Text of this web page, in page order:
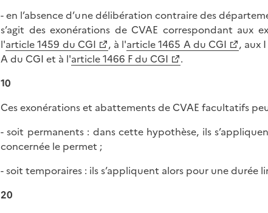
- en l’absence d’une délibération contraire des
s’agit des exonérations de CVAE correspondant aux
l'article 1459 du CGI , à l'article 1465 A du CGI
, aux
A du CGI et à l'article 1466 F du CGI
.
10
Ces exonérations et abattements de CVAE facultatifs
- soit permanents : dans cette hypothèse, ils
concernée le permet ;
- soit temporaires : ils s’appliquent alors pour une
20